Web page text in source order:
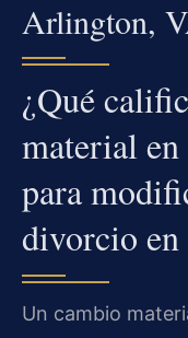
Arlington,
¿Qué
material en
para
divorcio
Un cambio